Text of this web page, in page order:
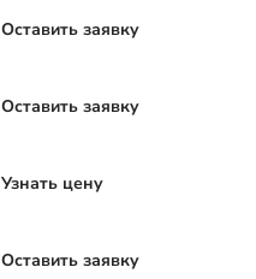
Оставить заявку
Оставить заявку
Узнать цену
Оставить заявку